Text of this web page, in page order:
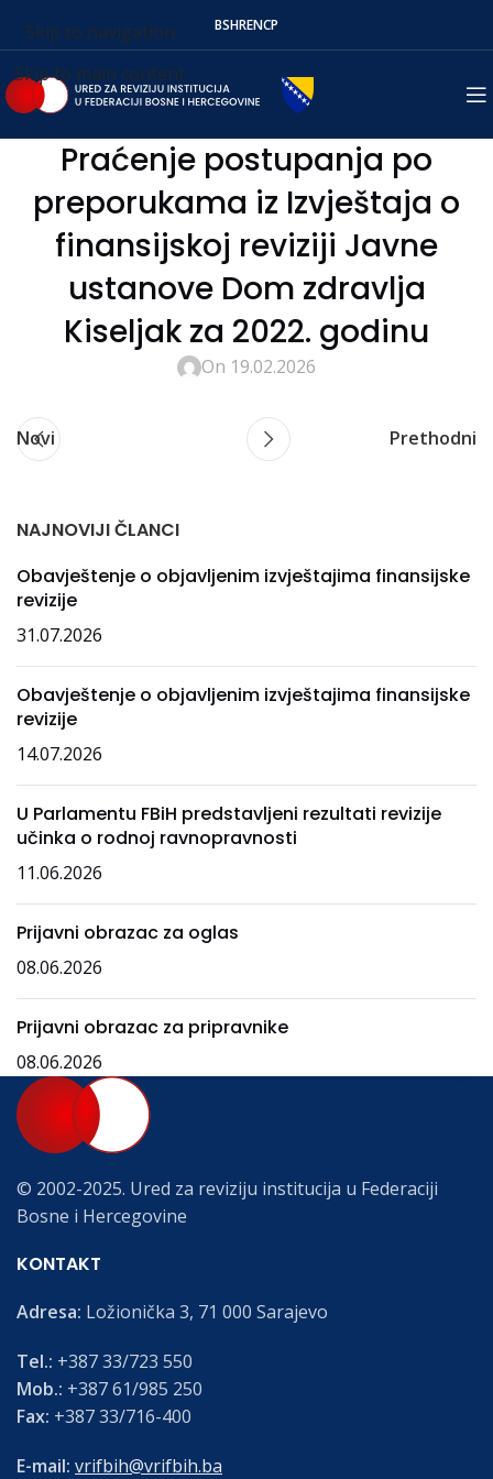
Skip to navigation
Skip to main content
BSHRENСР
Praćenje postupanja po
preporukama iz Izvještaja o
finansijskoj reviziji Javne
ustanove Dom zdravlja
Kiseljak za 2022. godinu
On 19.02.2026
Novi Prethodni
NAJNOVIJI ČLANCI
Obavještenje o objavljenim izvještajima finansijske
revizije
31.07.2026
Obavještenje o objavljenim izvještajima finansijske
revizije
14.07.2026
U Parlamentu FBiH predstavljeni rezultati revizije
učinka o rodnoj ravnopravnosti
11.06.2026
Prijavni obrazac za oglas
08.06.2026
Prijavni obrazac za pripravnike
08.06.2026
© 2002-2025. Ured za reviziju institucija u Federaciji
Bosne i Hercegovine
KONTAKT
Adresa: Ložionička 3, 71 000 Sarajevo
Tel.: +387 33/723 550
Mob.: +387 61/985 250
Fax: +387 33/716-400
E-mail: vrifbih@vrifbih.ba